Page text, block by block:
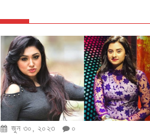
জুন ৩০, ২০২৩ ০